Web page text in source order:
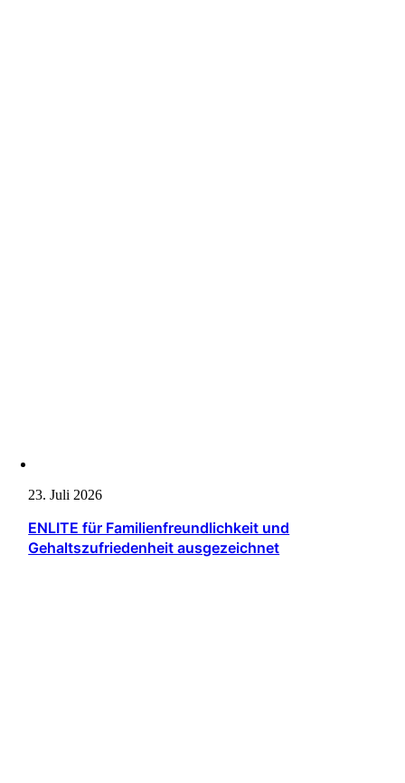
23. Juli 2026
ENLITE für Familienfreundlichkeit und
Gehaltszufriedenheit ausgezeichnet